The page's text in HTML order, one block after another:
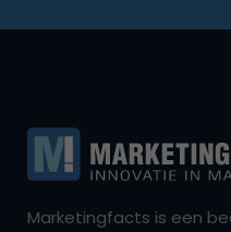
Marketingfacts is een